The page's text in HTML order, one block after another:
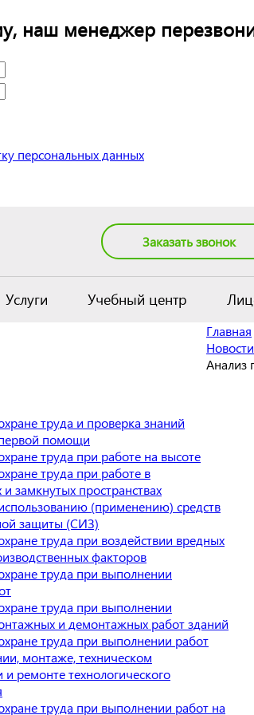
наш менеджер
персональных данных
Заказать звонок
Услуги Учебный центр
Главная
Новости
Анализ
труда и проверка знаний
помощи
труда при работе на высоте
труда при работе в
замкнутых пространствах
(применению) средств
защиты (СИЗ)
труда при воздействии вредных
факторов
труда при выполнении
труда при выполнении
и демонтажных работ зданий
труда при выполнении работ
монтаже, техническом
ремонте технологического
труда при выполнении работ на